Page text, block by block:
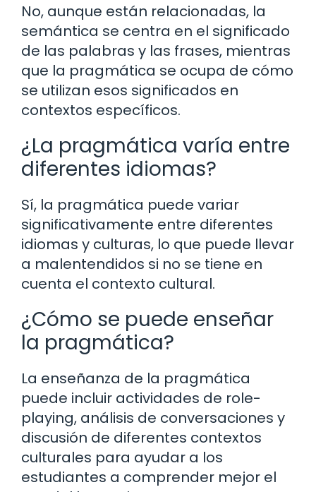
No, aunque están relacionadas, la
semántica se centra en el significado
de las palabras y las frases, mientras
que la pragmática se ocupa de cómo
se utilizan esos significados en
contextos específicos.
¿La pragmática varía entre
diferentes idiomas?
Sí, la pragmática puede variar
significativamente entre diferentes
idiomas y culturas, lo que puede llevar
a malentendidos si no se tiene en
cuenta el contexto cultural.
¿Cómo se puede enseñar
la pragmática?
La enseñanza de la pragmática
puede incluir actividades de role-
playing, análisis de conversaciones y
discusión de diferentes contextos
culturales para ayudar a los
estudiantes a comprender mejor el